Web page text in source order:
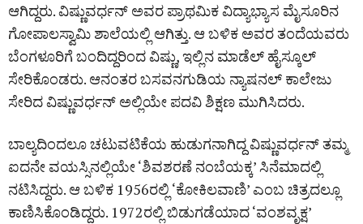
ಆಗಿದ್ದರು. ವಿಷ್ಣುವರ್ಧನ್ ಅವರ ಪ್ರಾಥಮಿಕ ವಿದ್ಯಾಭ್ಯಾಸ ಮೈಸೂರಿನ
ಗೋಪಾಲಸ್ವಾಮಿ ಶಾಲೆಯಲ್ಲಿ ಆಗಿತ್ತು. ಆ ಬಳಿಕ ಅವರ ತಂದೆಯವರು
ಬೆಂಗಳೂರಿಗೆ ಬಂದಿದ್ದರಿಂದ ವಿಷ್ಣು, ಇಲ್ಲಿನ ಮಾಡೆಲ್ ಹೈಸ್ಕೂಲ್
ಸೇರಿಕೊಂಡರು. ಆನಂತರ ಬಸವನಗುಡಿಯ ನ್ಯಾಷನಲ್ ಕಾಲೇಜು
ಸೇರಿದ ವಿಷ್ಣುವರ್ಧನ್ ಅಲ್ಲಿಯೇ ಪದವಿ ಶಿಕ್ಷಣ ಮುಗಿಸಿದರು.
ಬಾಲ್ಯದಿಂದಲೂ ಚಟುವಟಿಕೆಯ ಹುಡುಗನಾಗಿದ್ದ ವಿಷ್ಣುವರ್ಧನ್ ತಮ್ಮ
ಐದನೇ ವಯಸ್ಸಿನಲ್ಲಿಯೇ ‘ಶಿವಶರಣೆ ನಂಬೆಯಕ್ಕ’ ಸಿನೆಮಾದಲ್ಲಿ
ನಟಿಸಿದ್ದರು. ಆ ಬಳಿಕ 1956ರಲ್ಲಿ ‘ಕೋಕಿಲವಾಣಿ’ ಎಂಬ ಚಿತ್ರದಲ್ಲೂ
ಕಾಣಿಸಿಕೊಂಡಿದ್ದರು. 1972ರಲ್ಲಿ ಬಿಡುಗಡೆಯಾದ ‘ವಂಶವೃಕ್ಷ’